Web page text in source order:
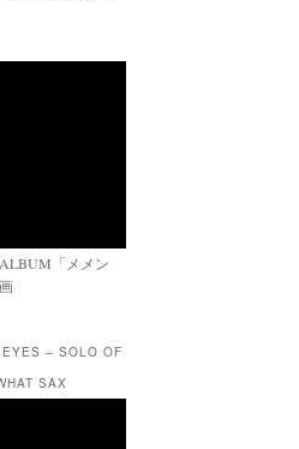
「メメン
– SOLO OF
SAX